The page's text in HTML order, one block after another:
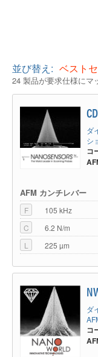
並び替え: ベスト
24 製品が要求仕様にマ
ダ
シ
コ
AFM カンチレバー
F
105 kHz
C
6.2 N/m
L
225 µm
ダ
コ